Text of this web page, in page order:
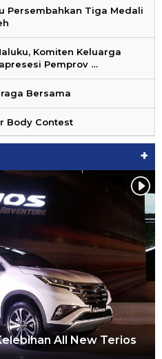
Persembahkan Tiga Medali
Komiten Keluarga
Pemprov …
Bersama
Body Contest
+
All New Terios